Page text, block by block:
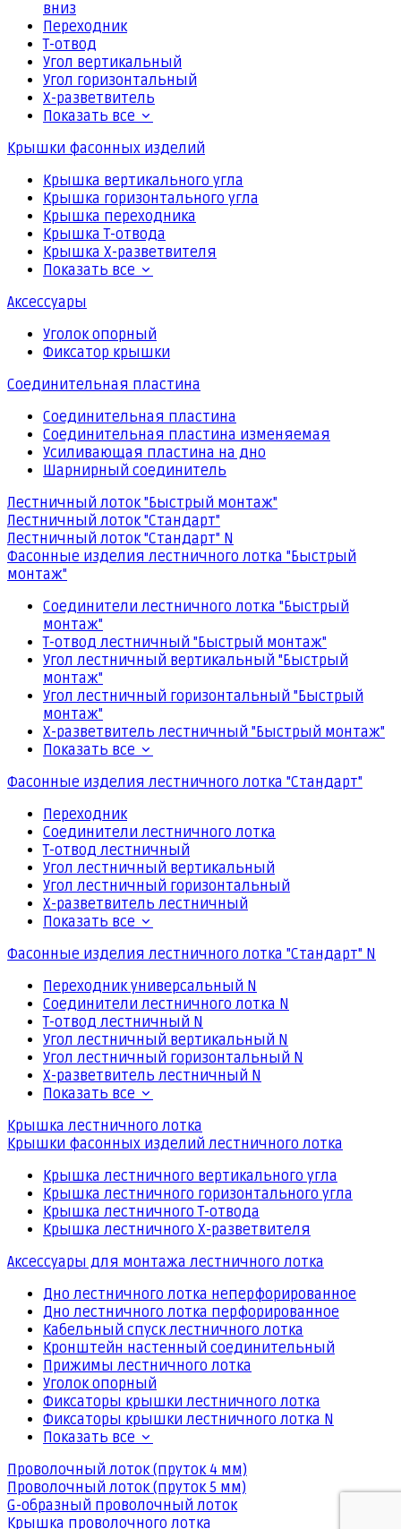
вниз
Переходник
Т-отвод
Угол вертикальный
Угол горизонтальный
Х-разветвитель
Показать все
Крышки фасонных изделий
Крышка вертикального угла
Крышка горизонтального угла
Крышка переходника
Крышка Т-отвода
Крышка Х-разветвителя
Показать все
Аксессуары
Уголок опорный
Фиксатор крышки
Соединительная пластина
Соединительная пластина
Соединительная пластина изменяемая
Усиливающая пластина на дно
Шарнирный соединитель
Лестничный лоток "Быстрый монтаж"
Лестничный лоток "Стандарт"
Лестничный лоток "Стандарт" N
Фасонные изделия лестничного лотка "Быстрый
монтаж"
Соединители лестничного лотка "Быстрый
монтаж"
Т-отвод лестничный "Быстрый монтаж"
Угол лестничный вертикальный "Быстрый
монтаж"
Угол лестничный горизонтальный "Быстрый
монтаж"
Х-разветвитель лестничный "Быстрый монтаж"
Показать все
Фасонные изделия лестничного лотка "Стандарт"
Переходник
Соединители лестничного лотка
Т-отвод лестничный
Угол лестничный вертикальный
Угол лестничный горизонтальный
Х-разветвитель лестничный
Показать все
Фасонные изделия лестничного лотка "Стандарт" N
Переходник универсальный N
Соединители лестничного лотка N
Т-отвод лестничный N
Угол лестничный вертикальный N
Угол лестничный горизонтальный N
Х-разветвитель лестничный N
Показать все
Крышка лестничного лотка
Крышки фасонных изделий лестничного лотка
Крышка лестничного вертикального угла
Крышка лестничного горизонтального угла
Крышка лестничного Т-отвода
Крышка лестничного Х-разветвителя
Аксессуары для монтажа лестничного лотка
Дно лестничного лотка неперфорированное
Дно лестничного лотка перфорированное
Кабельный спуск лестничного лотка
Кронштейн настенный соединительный
Прижимы лестничного лотка
Уголок опорный
Фиксаторы крышки лестничного лотка
Фиксаторы крышки лестничного лотка N
Показать все
Проволочный лоток (пруток 4 мм)
Проволочный лоток (пруток 5 мм)
G-образный проволочный лоток
Крышка проволочного лотка